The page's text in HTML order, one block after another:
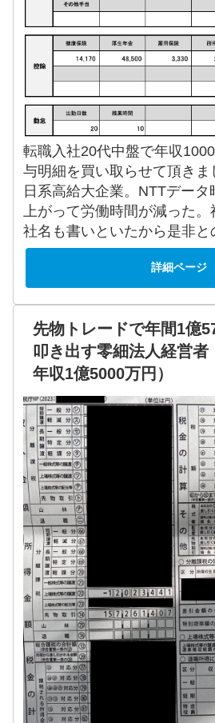
転職入社20代中盤で年収
与明細を買い取らせて頂きま
日系高給大企業。NTTデー
上がって労働時間が減った
社名も書いといたから是非と
詳細ページ
先物トレードで年間1億
叩き出す零細法人経営者
年収1億5000万円）